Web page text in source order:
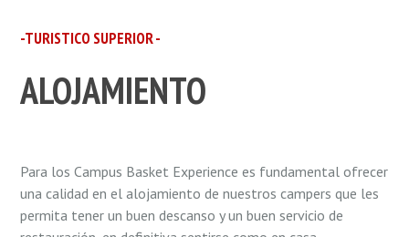
-TURISTICO SUPERIOR -
ALOJAMIENTO
Para los Campus Basket Experience es fundamental ofrecer
una calidad en el alojamiento de nuestros campers que les
permita tener un buen descanso y un buen servicio de